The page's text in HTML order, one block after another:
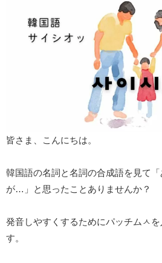
皆さま、こんにちは。
韓国語の名詞と名詞の合成語を見て「
が…」と思ったことありませんか？
発音しやすくするためにパッチムㅅ
す。